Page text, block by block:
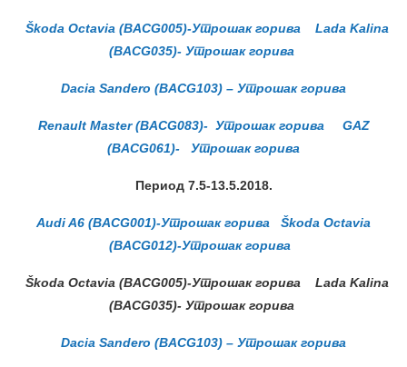
Škoda Octavia (BACG005)-Утрошак горива
Lada Kalina
(BACG035)- Утрошак горива
Dacia Sandero (BACG103) – Утрошак горива
Renault Master (BACG083)- Утрошак горива
GAZ
(BACG061)- Утрошак горива
Период 7.5-13.5.2018.
Audi A6 (BACG001)-Утрошак горива
Škoda Octavia
(BACG012)-Утрошак горива
Škoda Octavia (BACG005)-Утрошак горива
Lada Kalina
(BACG035)- Утрошак горива
Dacia Sandero (BACG103) – Утрошак горива